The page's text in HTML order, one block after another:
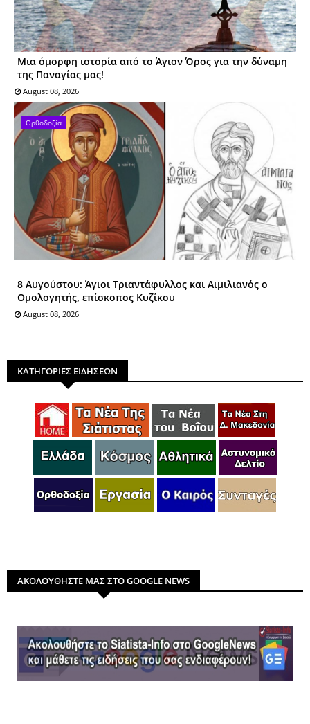
Μια όμορφη ιστορία από το Άγιον Όρος για την δύναμη
της Παναγίας μας!
August 08, 2026
Ορθοδοξία
8 Αυγούστου: Άγιοι Tριαντάφυλλος και Αιμιλιανός ο
Ομολογητής, επίσκοπος Κυζίκου
August 08, 2026
ΚΑΤΗΓΟΡΙΕΣ ΕΙΔΗΣΕΩΝ
ΑΚΟΛΟΥΘΗΣΤΕ ΜΑΣ ΣΤΟ GOOGLE NEWS